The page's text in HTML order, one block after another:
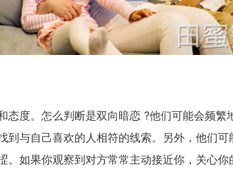
态度。怎么判断是双向暗恋 ?他们可能会频繁
与自己喜欢的人相符的线索。另外，他们可
。如果你观察到对方常常主动接近你，关心